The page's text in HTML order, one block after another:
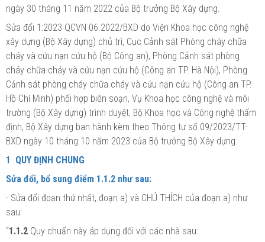
ngày 30 tháng 11 năm 2022 của Bộ trưởng Bộ Xây dựng.
Sửa đổi 1:2023 QCVN 06.2022/BXD do Viện Khoa học công nghệ
xây dựng (Bộ Xây dựng) chủ trì, Cục Cảnh sát Phòng cháy chữa
cháy và cứu nạn cứu hộ (Bộ Công an), Phòng Cảnh sát phòng
cháy chữa cháy và cứu nạn cứu hộ (Công an TP. Hà Nội), Phòng
Cảnh sát phòng cháy chữa cháy và cứu nạn cứu hộ (Công an TP.
Hồ Chí Minh) phối hợp biên soạn, Vụ Khoa học công nghệ và môi
trường (Bộ Xây dựng) trình duyệt, Bộ Khoa học và Công nghệ thẩm
định, Bộ Xây dựng ban hành kèm theo Thông tư số 09/2023/TT-
BXD ngày 10 tháng 10 năm 2023 của Bộ trưởng Bộ Xây dựng.
1 QUY ĐỊNH CHUNG
Sửa đổi, bổ sung điểm 1.1.2 như sau:
- Sửa đổi đoạn thứ nhất, đoạn a) và CHÚ THÍCH của đoạn a) như
sau:
“1.1.2 Quy chuẩn này áp dụng đối với các nhà sau: